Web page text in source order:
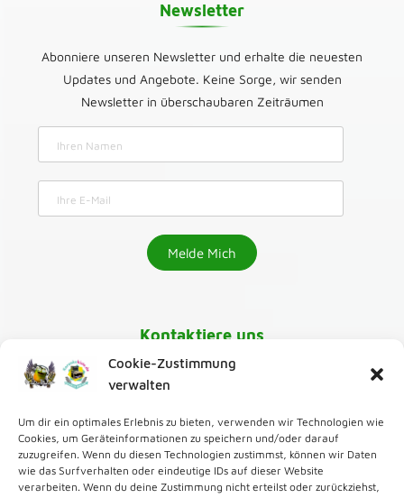
Cookie-Zustimmung
verwalten
Um dir ein optimales Erlebnis zu bieten, verwenden wir Technologien wie
Cookies, um Geräteinformationen zu speichern und/oder darauf
zuzugreifen. Wenn du diesen Technologien zustimmst, können wir Daten
wie das Surfverhalten oder eindeutige IDs auf dieser Website
verarbeiten. Wenn du deine Zustimmung nicht erteilst oder zurückziehst,
Newsletter
Abonniere unseren Newsletter und erhalte die neuesten
Updates und Angebote. Keine Sorge, wir senden
Newsletter in überschaubaren Zeiträumen
Kontaktiere uns
030-218 01 070
karaoke@greenmango24.de ,
Zur Karaoke Bar